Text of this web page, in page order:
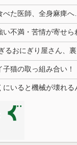
子猫の取っ組み合い！
にいると機械が壊れる